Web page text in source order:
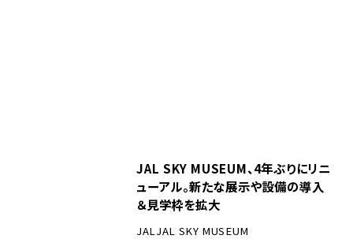
JAL SKY MUSEUM、4年ぶりにリニ
ューアル。新たな展示や設備の導入
＆見学枠を拡大
JALJAL SKY MUSEUM